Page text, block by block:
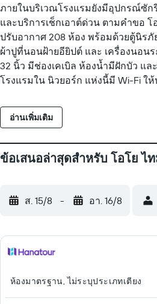
ภายในบริเวณโรงแรมยังมีอุปกรณ์ซัก
และบริการเช็กเอาต์ด่วน ตามคำขอ
ปรับอากาศ 208 ห้อง พร้อมด้วยตู้นิรภั
ผ้าปูที่นอนฝ้ายอียิปต์ และ เครื่องนอน
32 นิ้ว มีช่องเคเบิล ห้องน้ำมีฝักบัว แ
โรงแรมใน นิวยอร์ก แห่งนี้มี Wi-Fi ใ
และมีโทรภายในประเทศฟรีให้บริการ
ขอไมโครเวฟและตู้เย็นเพิ่มเติมได้ มี
อ่านเพิ่มเติม
ข้อเสนอล่าสุดสำหรับ โอโย ไ
ส. 15/8 - อา. 16/8
ห้องมาตรฐาน, ไม่ระบุประเภทเตียง